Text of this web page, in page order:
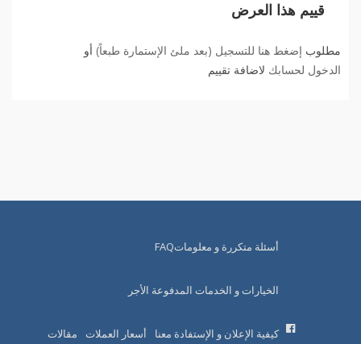
قييم هذا العرض
مطلوب إضغط هنا للتسجيل (بعد ملئ الإستمارة طبعاً) أو
الدخول لحسابك لاضافة تقييم
أسئلة متكررة و معلوماتFAQ
الخيارات و الخدمات المدفوعة الأجر
كيفية الإعلان و الإستفادة معنا أسعار العملات مقالات